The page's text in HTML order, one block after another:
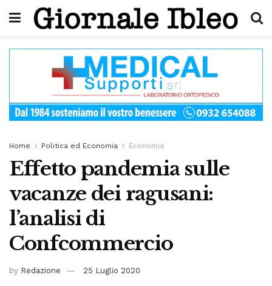
Home Politica ed Economia Economia
Effetto pandemia sulle
vacanze dei ragusani:
l’analisi di
Confcommercio
by Redazione 25 Luglio 2020